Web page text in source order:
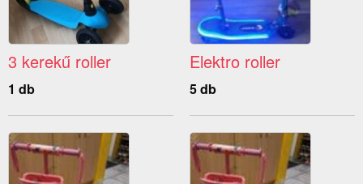
3 kerekű roller
1 db
Elektro roller
5 db